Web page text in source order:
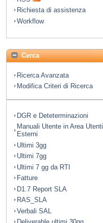
Richiesta di assistenza
Workflow
Cerca
Ricerca Avanzata
Modifica Criteri di Ricerca
DGR e Deteterminazioni
Manuali Utente in Area Utenti
Esterni
Ultimi 3gg
Ultimi 7gg
Ultimi 7 gg da RTI
Fatture
D1.7 Report SLA
RAS_SLA
Verbali SAL